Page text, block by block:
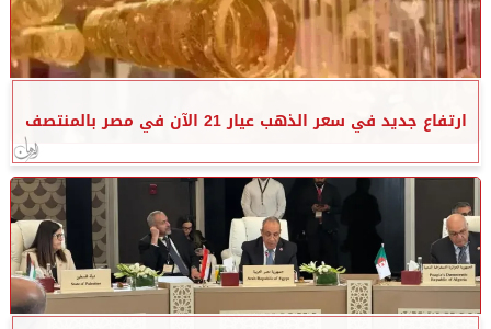
ارتفاع جديد في سعر الذهب عيار 21 الآن في مصر بالمنتصف